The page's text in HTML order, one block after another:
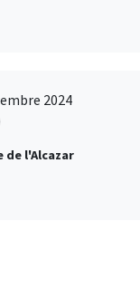
2024
de l'Alcazar